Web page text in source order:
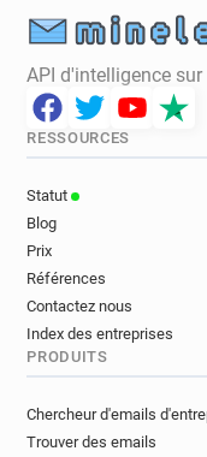
API d'intelligence
RESSOURCES
Statut
Blog
Prix
Références
Contactez nous
Index des entreprises
PRODUITS
Chercheur d'emails
Trouver des emails